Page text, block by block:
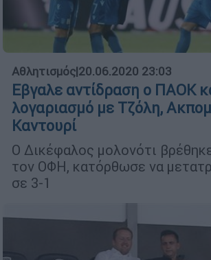
Αθλητισμός|20.06.2020 23:03
Εβγαλε αντίδραση ο ΠΑΟΚ
λογαριασμό με Τζόλη,
Καντουρί
Ο Δικέφαλος μολονότι
τον ΟΦΗ, κατόρθωσε να
σε 3-1